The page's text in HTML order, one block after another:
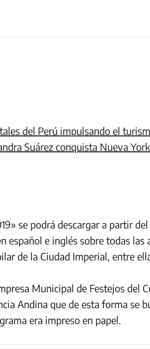
del Perú impulsando el
Suárez conquista Nueva
se podrá descargar a partir
español e inglés sobre todas las
de la Ciudad Imperial, entre
Municipal de Festejos del
Andina que de esta forma se
era impreso en papel.